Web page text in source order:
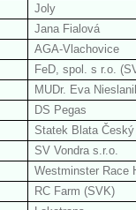
Joly
Jana Fialová
AGA-Vlachovice
FeD, spol. s r.o.
MUDr. Eva
DS Pegas
Statek Blata Český
SV Vondra s.r.o.
Westminster Race
RC Farm (SVK)